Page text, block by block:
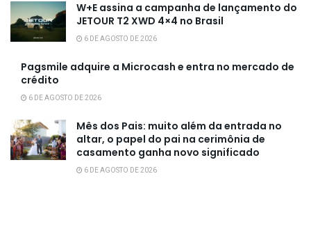
W+E assina a campanha de lançamento do
JETOUR T2 XWD 4×4 no Brasil
6 DE AGOSTO DE 2026
Pagsmile adquire a Microcash e entra no mercado de
crédito
6 DE AGOSTO DE 2026
Mês dos Pais: muito além da entrada no
altar, o papel do pai na cerimônia de
casamento ganha novo significado
6 DE AGOSTO DE 2026